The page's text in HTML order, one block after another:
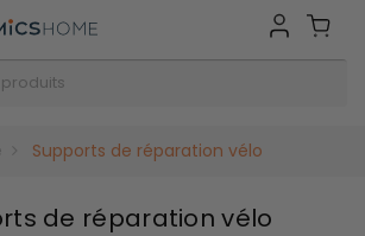
Supports de réparation vélo
de réparation vélo
Nos marques